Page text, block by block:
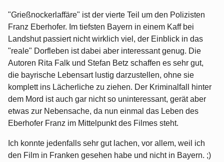
"Grießnockerlaffäre" ist der vierte Teil um den Polizisten
Franz Eberhofer. Im tiefsten Bayern in einem Kaff bei
Landshut passiert nicht wirklich viel, der Einblick in das
"reale" Dorfleben ist dabei aber interessant genug. Die
Autoren Rita Falk und Stefan Betz schaffen es sehr gut,
die bayrische Lebensart lustig darzustellen, ohne sie
komplett ins Lächerliche zu ziehen. Der Kriminalfall hinter
dem Mord ist auch gar nicht so uninteressant, gerät aber
etwas zur Nebensache, da nun einmal das Leben des
Eberhofer Franz im Mittelpunkt des Filmes steht.
Ich konnte jedenfalls sehr gut lachen, vor allem, weil ich
den Film in Franken gesehen habe und nicht in Bayern. ;)